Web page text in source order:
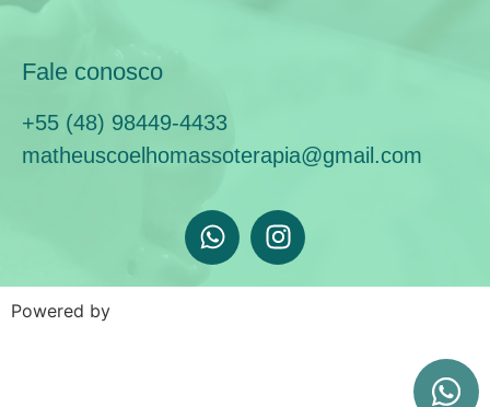
Fale conosco
+55 (48) 98449-4433
matheuscoelhomassoterapia@gmail.com
Powered by